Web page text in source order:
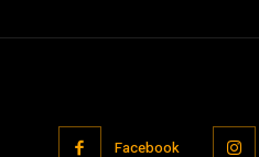
Facebook